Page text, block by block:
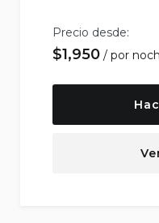
Precio desde:
$1,950 por